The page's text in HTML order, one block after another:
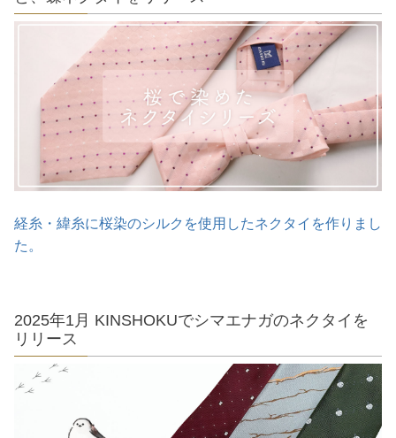
経糸・緯糸に桜染のシルクを使用したネクタイを作りまし
た。
2025年1月 KINSHOKUでシマエナガのネクタイを
リリース